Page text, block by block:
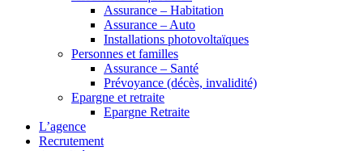
Assurance – Habitation
Assurance – Auto
Installations photovoltaïques
Personnes et familles
Assurance – Santé
Prévoyance (décès, invalidité)
Epargne et retraite
Epargne Retraite
L’agence
Recrutement